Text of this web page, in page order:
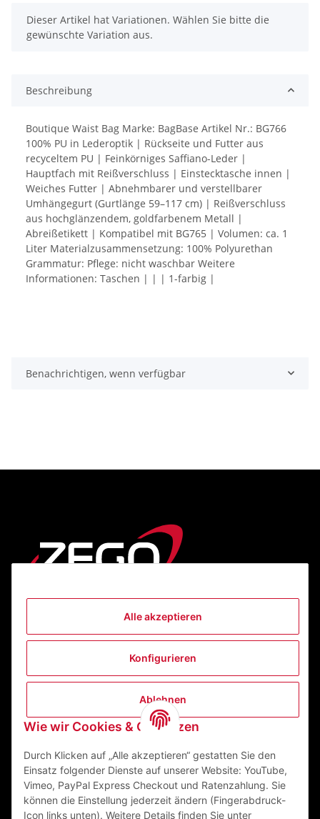
Alle akzeptieren
Konfigurieren
Ablehnen
Wie wir Cookies & Co nutzen
Durch Klicken auf „Alle akzeptieren“ gestatten Sie den
Einsatz folgender Dienste auf unserer Website: YouTube,
Vimeo, PayPal Express Checkout und Ratenzahlung. Sie
können die Einstellung jederzeit ändern (Fingerabdruck-
Icon links unten). Weitere Details finden Sie unter
x
Dieser Artikel hat Variationen. Wählen Sie bitte die
gewünschte Variation aus.
Beschreibung
Boutique Waist Bag Marke: BagBase Artikel Nr.: BG766
100% PU in Lederoptik | Rückseite und Futter aus
recyceltem PU | Feinkörniges Saffiano-Leder |
Hauptfach mit Reißverschluss | Einstecktasche innen |
Weiches Futter | Abnehmbarer und verstellbarer
Umhängegurt (Gurtlänge 59–117 cm) | Reißverschluss
aus hochglänzendem, goldfarbenem Metall |
Abreißetikett | Kompatibel mit BG765 | Volumen: ca. 1
Liter Materialzusammensetzung: 100% Polyurethan
Grammatur: Pflege: nicht waschbar Weitere
Informationen: Taschen | | | 1-farbig |
Benachrichtigen, wenn verfügbar
Informationen
ZEGO Textilveredelungszentrum GmbH
63741 Aschaffenburg Deutschland
Mail:info@zego-tvz.de
Tel.:06021 59092-0